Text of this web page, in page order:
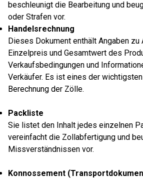
beschleunigt die Bearbeitung und
oder Strafen vor.
Handelsrechnung
Dieses Dokument enthält Angaben zu
Einzelpreis und Gesamtwert des
Verkaufsbedingungen und
Verkäufer. Es ist eines der
Berechnung der Zölle.
Packliste
Sie listet den Inhalt jedes einzelnen
vereinfacht die Zollabfertigung und
Missverständnissen vor.
Konnossement